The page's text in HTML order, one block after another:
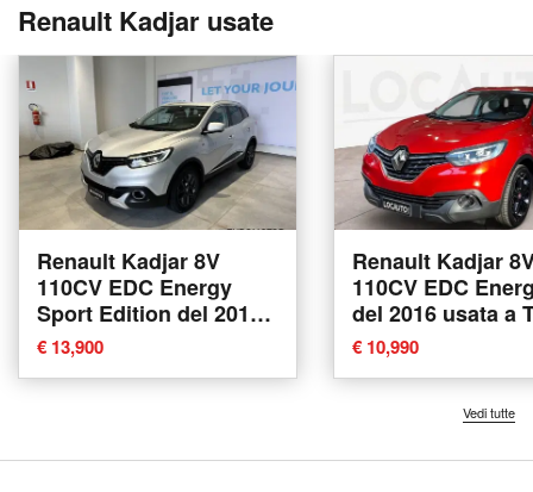
Renault Kadjar usate
Renault Kadjar 8V
110CV EDC Energy
Sport Edition del 2018
usata a Modugno
€ 13,900
Renault Kadjar
110CV EDC
del 2016 usata a
€ 10,990
Vedi tutte